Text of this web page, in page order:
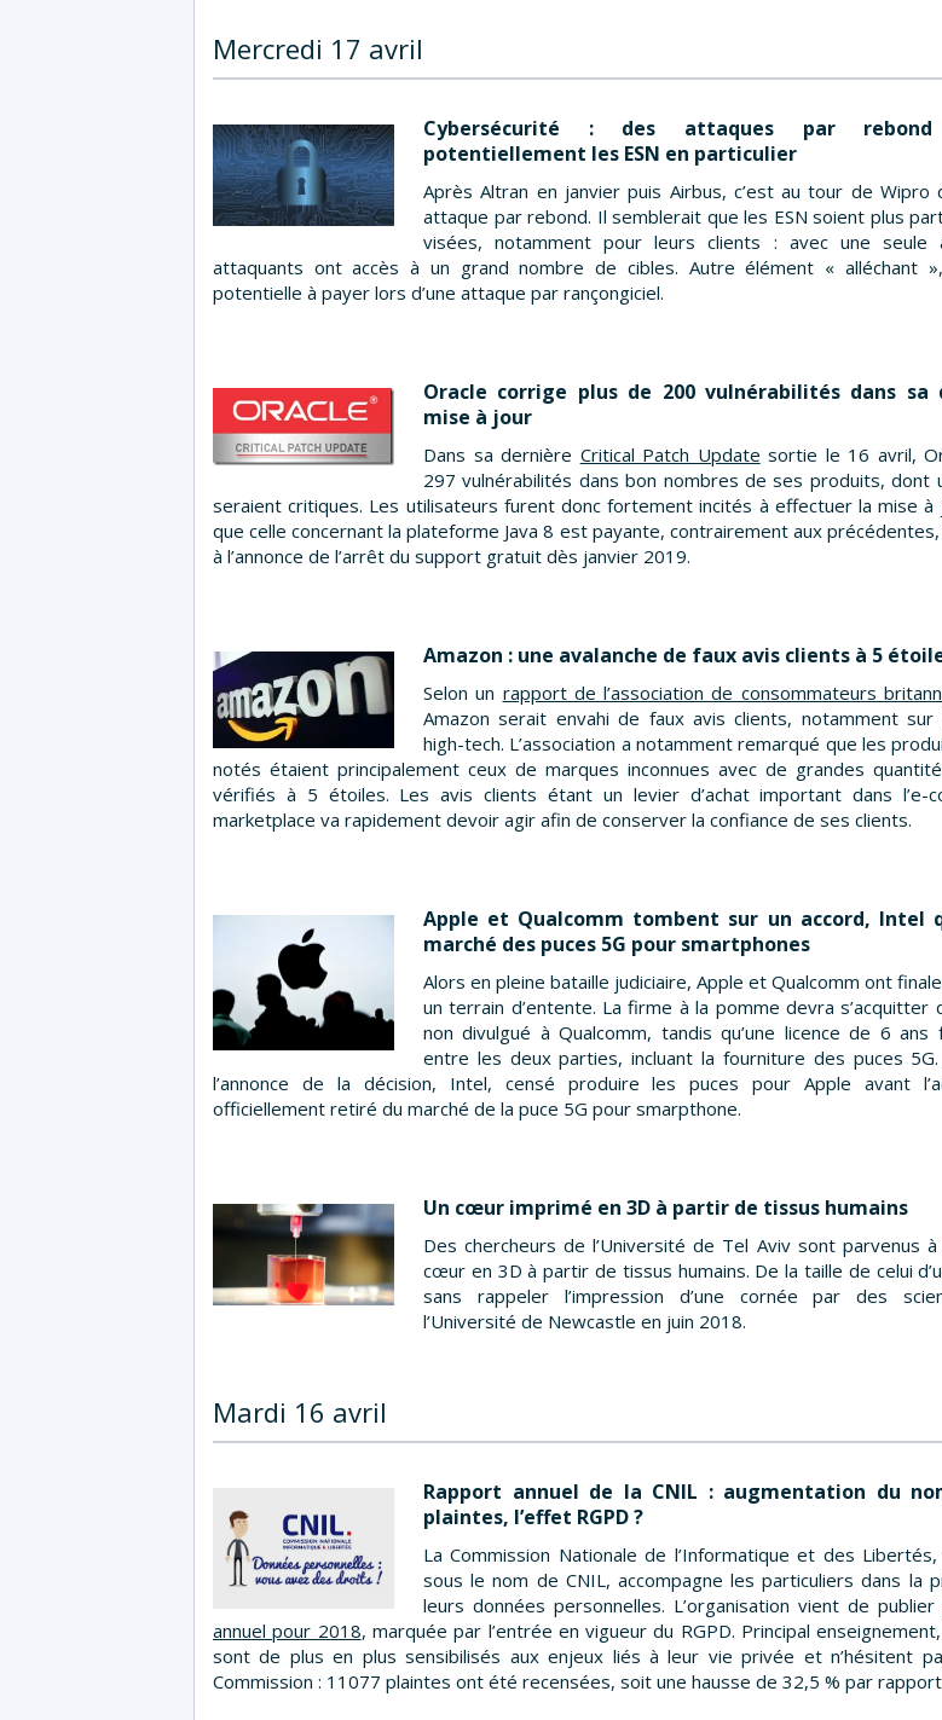
Mercredi 17 avril
Cybersécurité : des attaques par
potentiellement les ESN en particulier
Après Altran en janvier puis Airbus, c’est au tour de Wipro
attaque par rebond. Il semblerait que les ESN soient plus
visées, notamment pour leurs clients : avec une seule
attaquants ont accès à un grand nombre de cibles. Autre élément « alléchant
potentielle à payer lors d’une attaque par rançongiciel.
Oracle corrige plus de 200 vulnérabilités dans sa
mise à jour
Dans sa dernière Critical Patch Update sortie le 16 avril,
297 vulnérabilités dans bon nombres de ses produits, dont
seraient critiques. Les utilisateurs furent donc fortement incités à effectuer la mise à
que celle concernant la plateforme Java 8 est payante, contrairement aux
à l’annonce de l’arrêt du support gratuit dès janvier 2019.
Amazon : une avalanche de faux avis clients à 5
Selon un rapport de l’association de consommateurs
Amazon serait envahi de faux avis clients, notamment
high-tech. L’association a notamment remarqué que les
notés étaient principalement ceux de marques inconnues avec de grandes
vérifiés à 5 étoiles. Les avis clients étant un levier d’achat important dans l’e-
marketplace va rapidement devoir agir afin de conserver la confiance de ses clients.
Apple et Qualcomm tombent sur un accord, Intel
marché des puces 5G pour smartphones
Alors en pleine bataille judiciaire, Apple et Qualcomm ont
un terrain d’entente. La firme à la pomme devra s’acquitter
non divulgué à Qualcomm, tandis qu’une licence de 6 ans
entre les deux parties, incluant la fourniture des puces
l’annonce de la décision, Intel, censé produire les puces pour Apple avant
officiellement retiré du marché de la puce 5G pour smarpthone.
Un cœur imprimé en 3D à partir de tissus humains
Des chercheurs de l’Université de Tel Aviv sont parvenus
cœur en 3D à partir de tissus humains. De la taille de celui
sans rappeler l’impression d’une cornée par des
l’Université de Newcastle en juin 2018.
Mardi 16 avril
Rapport annuel de la CNIL : augmentation du
plaintes, l’effet RGPD ?
La Commission Nationale de l’Informatique et des Libertés,
sous le nom de CNIL, accompagne les particuliers dans la
leurs données personnelles. L’organisation vient de publier
annuel pour 2018, marquée par l’entrée en vigueur du RGPD. Principal
sont de plus en plus sensibilisés aux enjeux liés à leur vie privée et n’hésitent
Commission : 11077 plaintes ont été recensées, soit une hausse de 32,5 % par